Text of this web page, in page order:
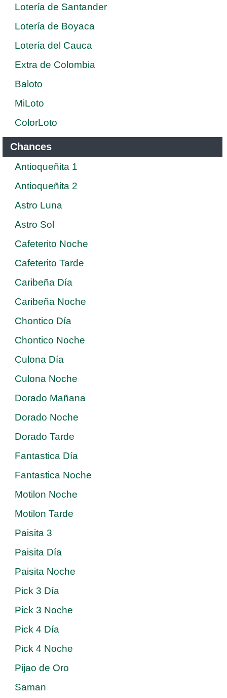
Lotería de Santander
Lotería de Boyaca
Lotería del Cauca
Extra de Colombia
Baloto
MiLoto
ColorLoto
Chances
Antioqueñita 1
Antioqueñita 2
Astro Luna
Astro Sol
Cafeterito Noche
Cafeterito Tarde
Caribeña Día
Caribeña Noche
Chontico Día
Chontico Noche
Culona Día
Culona Noche
Dorado Mañana
Dorado Noche
Dorado Tarde
Fantastica Día
Fantastica Noche
Motilon Noche
Motilon Tarde
Paisita 3
Paisita Día
Paisita Noche
Pick 3 Día
Pick 3 Noche
Pick 4 Día
Pick 4 Noche
Pijao de Oro
Saman